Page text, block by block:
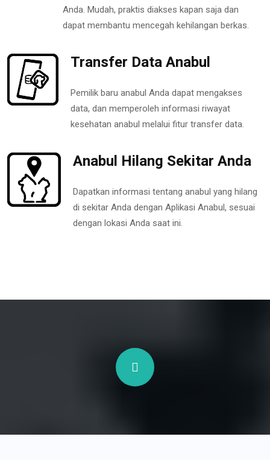
Anda. Mudah, praktis diakses kapan saja dan
dapat membantu mencegah kehilangan berkas.
Transfer Data Anabul
Pemilik baru anabul Anda dapat mengakses
data, dan memperoleh informasi riwayat
kesehatan anabul melalui fitur transfer data.
Anabul Hilang Sekitar Anda
Dapatkan informasi tentang anabul yang hilang
di sekitar Anda dengan Aplikasi Anabul, sesuai
dengan lokasi Anda saat ini.